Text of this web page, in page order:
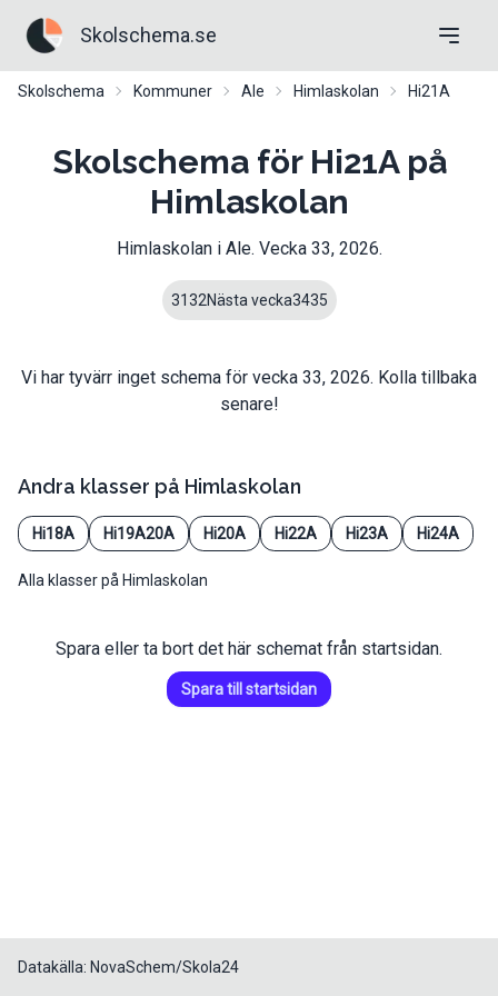
Skolschema.se
Skolschema Kommuner Ale Himlaskolan Hi21A
Skolschema för Hi21A på
Himlaskolan
Himlaskolani Ale. Vecka 33, 2026.
3132Nästa vecka3435
Vi har tyvärr inget schema för vecka 33, 2026. Kolla tillbaka
senare!
Andra klasser på Himlaskolan
Hi18A Hi19A20A Hi20A Hi22A Hi23A Hi24A
Alla klasser på Himlaskolan
Spara eller ta bort det här schemat från startsidan.
Spara till startsidan
Datakälla: NovaSchem/Skola24